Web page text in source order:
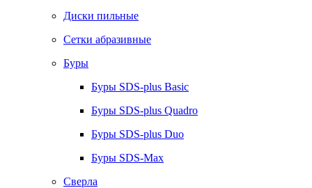
Диски пильные
Сетки абразивные
Буры
Буры SDS-plus Basic
Буры SDS-plus Quadro
Буры SDS-plus Duo
Буры SDS-Max
Сверла